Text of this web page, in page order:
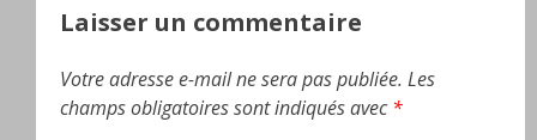
l’article
Laisser un commentaire
Votre adresse e-mail ne sera pas publiée. Les
champs obligatoires sont indiqués avec*